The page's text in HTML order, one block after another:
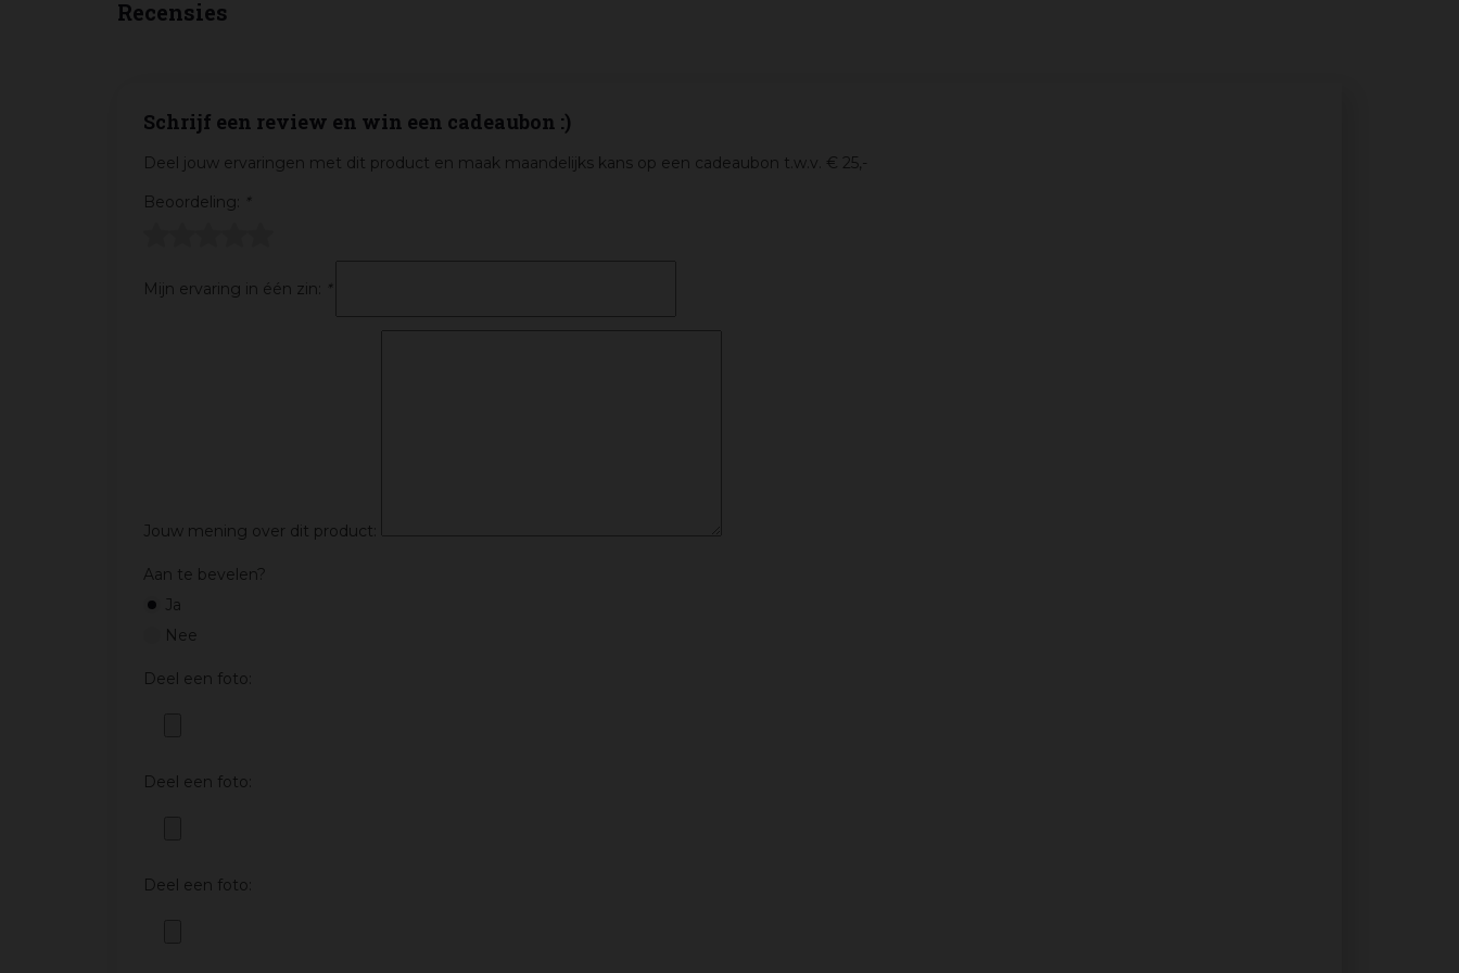
Recensies
Schrijf een review en win een cadeaubon :)
Deel jouw ervaringen met dit product en maak maandelijks kans op een cadeaubon t.w.v. € 25,-
Beoordeling:
*
Mijn ervaring in één zin: *
Jouw mening over dit product:
Aan te bevelen?
Ja
Nee
Deel een foto:
Deel een foto:
Deel een foto: